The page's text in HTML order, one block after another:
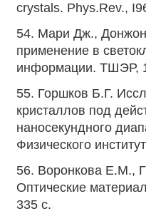
crystals. Phys.Rev.,
54. Мари Дж., Донжон
применение в
информации. ТШЭР,
55. Горшков Б.Г.
кристаллов под
наносекундного
Физического
56. Воронкова Е.М.,
Оптические
335 с.